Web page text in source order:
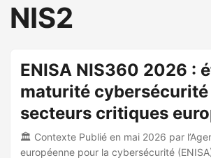
NIS2
ENISA NIS360 2026 :
maturité cybersécurité
secteurs critiques
🏛️ Contexte Publié en mai 2026 par
européenne pour la cybersécurité